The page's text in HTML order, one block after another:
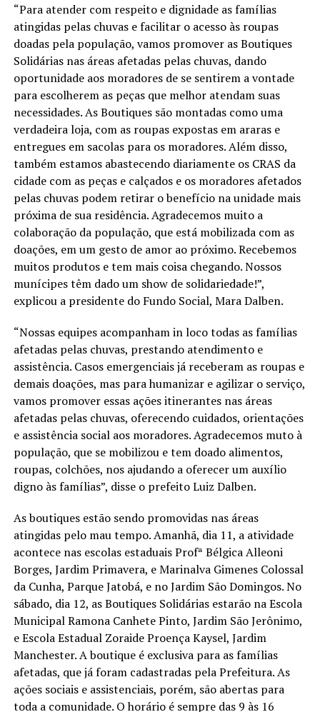
“Para atender com respeito e dignidade as famílias
atingidas pelas chuvas e facilitar o acesso às roupas
doadas pela população, vamos promover as Boutiques
Solidárias nas áreas afetadas pelas chuvas, dando
oportunidade aos moradores de se sentirem a vontade
para escolherem as peças que melhor atendam suas
necessidades. As Boutiques são montadas como uma
verdadeira loja, com as roupas expostas em araras e
entregues em sacolas para os moradores. Além disso,
também estamos abastecendo diariamente os CRAS da
cidade com as peças e calçados e os moradores afetados
pelas chuvas podem retirar o benefício na unidade mais
próxima de sua residência. Agradecemos muito a
colaboração da população, que está mobilizada com as
doações, em um gesto de amor ao próximo. Recebemos
muitos produtos e tem mais coisa chegando. Nossos
munícipes têm dado um show de solidariedade!”,
explicou a presidente do Fundo Social, Mara Dalben.
“Nossas equipes acompanham in loco todas as famílias
afetadas pelas chuvas, prestando atendimento e
assistência. Casos emergenciais já receberam as roupas e
demais doações, mas para humanizar e agilizar o serviço,
vamos promover essas ações itinerantes nas áreas
afetadas pelas chuvas, oferecendo cuidados, orientações
e assistência social aos moradores. Agradecemos muto à
população, que se mobilizou e tem doado alimentos,
roupas, colchões, nos ajudando a oferecer um auxílio
digno às famílias”, disse o prefeito Luiz Dalben.
As boutiques estão sendo promovidas nas áreas
atingidas pelo mau tempo. Amanhã, dia 11, a atividade
acontece nas escolas estaduais Profª Bélgica Alleoni
Borges, Jardim Primavera, e Marinalva Gimenes Colossal
da Cunha, Parque Jatobá, e no Jardim São Domingos. No
sábado, dia 12, as Boutiques Solidárias estarão na Escola
Municipal Ramona Canhete Pinto, Jardim São Jerônimo,
e Escola Estadual Zoraide Proença Kaysel, Jardim
Manchester. A boutique é exclusiva para as famílias
afetadas, que já foram cadastradas pela Prefeitura. As
ações sociais e assistenciais, porém, são abertas para
toda a comunidade. O horário é sempre das 9 às 16